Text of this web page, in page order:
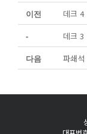
이전 데크 4
- 데크 3
다음 파쇄석